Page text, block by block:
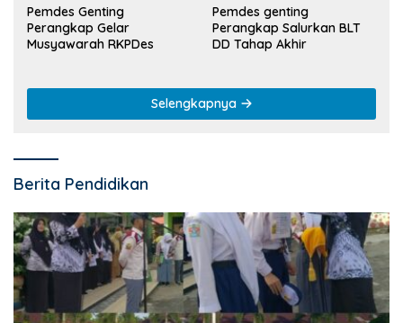
Pemdes Genting
Perangkap Gelar
Musyawarah RKPDes
Pemdes genting
Perangkap Salurkan BLT
DD Tahap Akhir
Selengkapnya
Berita Pendidikan